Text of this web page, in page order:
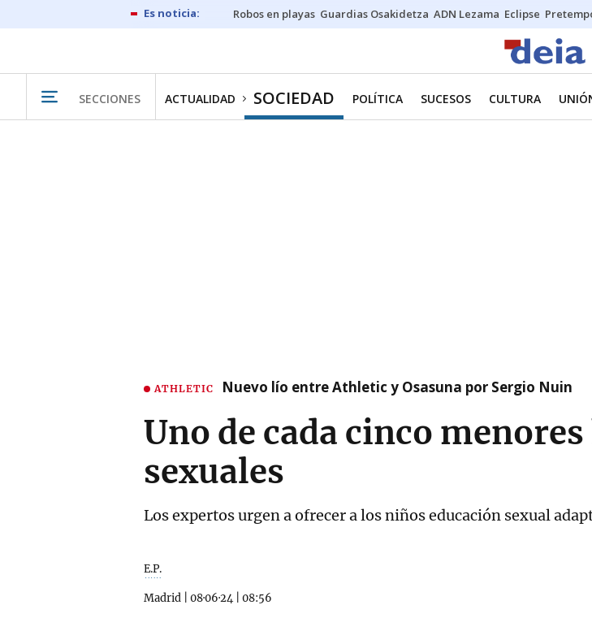
Robos en playas Guardias Osakidetza ADN Lezama Eclipse
SECCIONES ACTUALIDAD SOCIEDAD POLÍTICA SUCESOS CULTURA
ATHLETIC Nuevo lío entre Athletic y Osasuna por Sergio Nuin
Uno de cada cinco
sexuales
Los expertos urgen a ofrecer a los niños educación sexual
E.P.
Madrid 08·06·24 08:56